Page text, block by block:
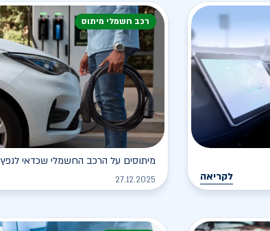
לקריאה
רכב חשמלי מיתוס
מיתוסים על הרכב החשמלי שכדאי לנפץ
27.12.2025